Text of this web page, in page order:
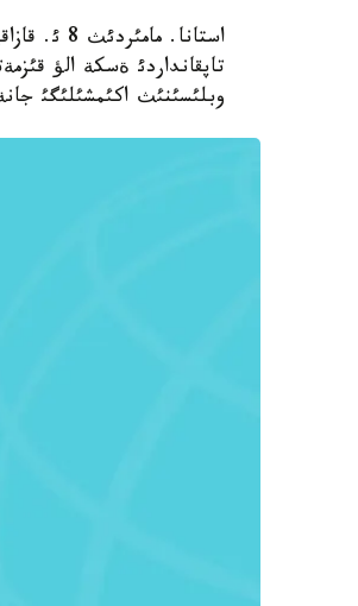
تاپقانداردئ ةسكة الؤ
وبلئسئنئث اكئمشئلئگئ